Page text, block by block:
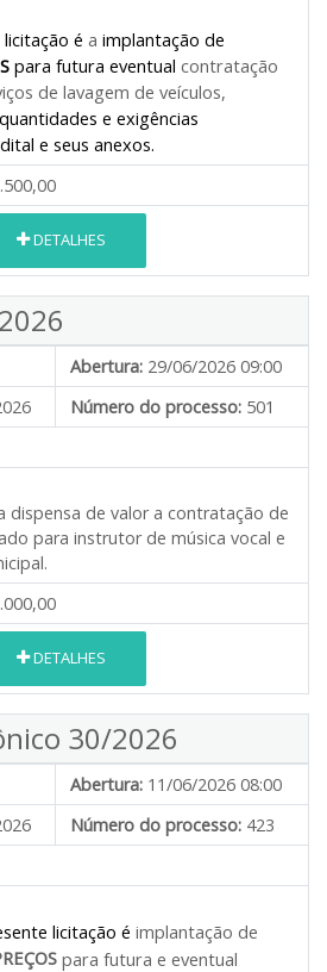
é a implantação de
para futura eventual contratação
de lavagem de veículos,
e exigências
e seus anexos.
DETALHES
Abertura: 29/06/2026 09:00
Número do processo: 501
de valor a contratação de
para instrutor de música vocal e
DETALHES
30/2026
Abertura: 11/06/2026 08:00
Número do processo: 423
licitação é implantação de
para futura e eventual